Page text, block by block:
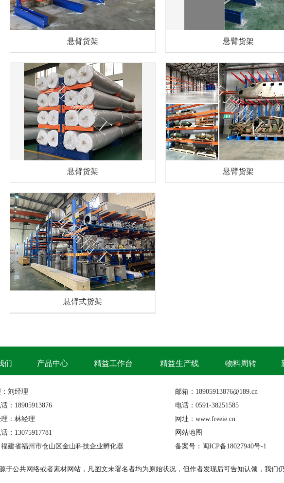
悬臂货架 悬臂货架
悬臂货架 悬臂货架
悬臂式货架
们 产品中心 精益工作台 精益生产线 物料周转
刘经理
：18905913876
：林经理
：13075917781
建省福州市仓山区金山科技企业孵化器
邮箱：18905913876@189.cn
电话：0591-38251585
网址：www.freeie.cn
网站地图
备案号：闽ICP备18027940号-1
于公共网络或者素材网站，凡图文未署名者均为原始状况，但作者发现后可告知认领，我们